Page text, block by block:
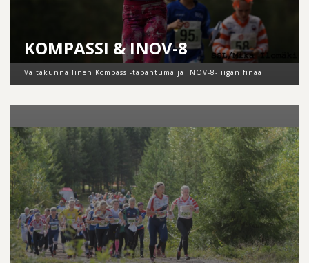
KOMPASSI & INOV-8
Valtakunnallinen Kompassi-tapahtuma ja INOV-8-liigan finaali